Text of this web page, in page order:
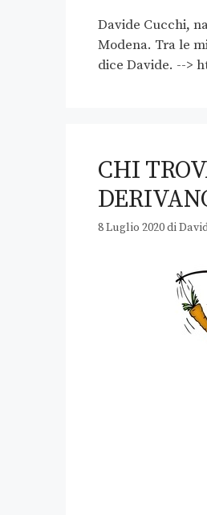
Davide Cucchi,
Modena. Tra le
dice Davide. -->
CHI
8 Luglio 2020di